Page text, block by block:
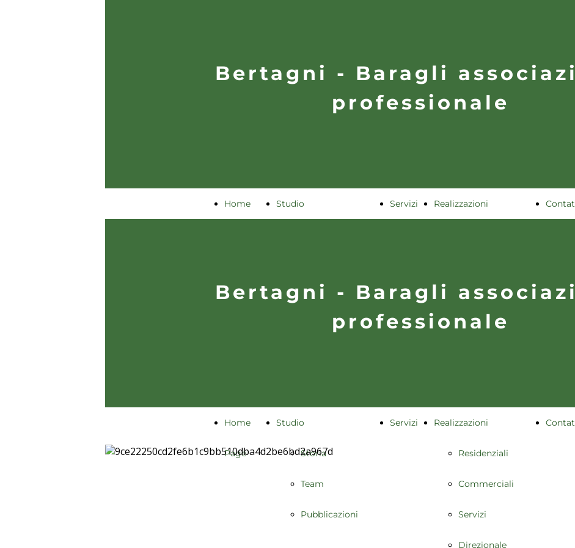
Bertagni - Baragli
professionale
Home Studio
Pubblicazioni
Servizi Realizzazioni
Servizi
Direzionale
Bertagni - Baragli
professionale
Home
Page
Studio
Storia
Team
Pubblicazioni
Servizi Realizzazioni
Residenziali
Commerciali
Servizi
Direzionale